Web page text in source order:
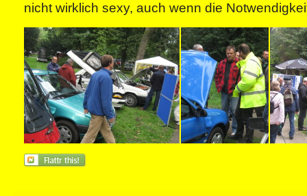
nicht wirklich sexy, auch wenn die